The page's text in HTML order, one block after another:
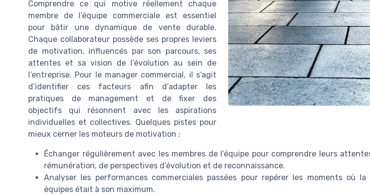
Comprendre ce qui motive réellement chaque
membre de l’équipe commerciale est essentiel
pour bâtir une dynamique de vente durable.
Chaque collaborateur possède ses propres leviers
de motivation, influencés par son parcours, ses
attentes et sa vision de l’évolution au sein de
l’entreprise. Pour le manager commercial, il s’agit
d’identifier ces facteurs afin d’adapter les
pratiques de management et de fixer des
objectifs qui résonnent avec les aspirations
individuelles et collectives. Quelques pistes pour
mieux cerner les moteurs de motivation :
Échanger régulièrement avec les membres de l’équipe pour comprendre leurs
rémunération, de perspectives d’évolution et de reconnaissance.
Analyser les performances commerciales passées pour repérer les moments où
équipes était à son maximum.